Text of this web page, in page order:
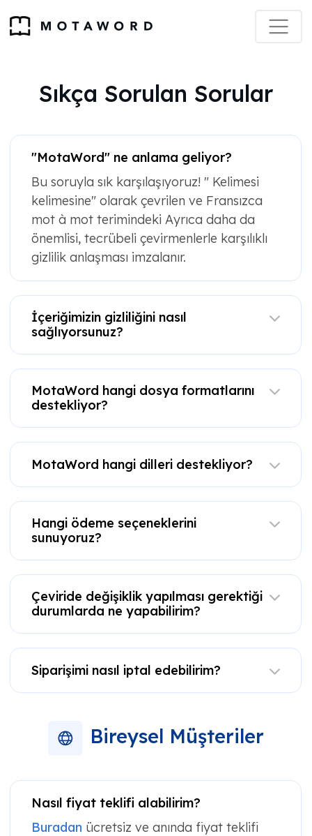
Sıkça Sorulan Sorular
"MotaWord" ne anlama geliyor?
Bu soruyla sık karşılaşıyoruz! " Kelimesi
kelimesine" olarak çevrilen ve Fransızca
mot à mot terimindeki Ayrıca daha da
önemlisi, tecrübeli çevirmenlerle karşılıklı
gizlilik anlaşması imzalanır.
İçeriğimizin gizliliğini nasıl
sağlıyorsunuz?
MotaWord hangi dosya formatlarını
destekliyor?
MotaWord hangi dilleri destekliyor?
Hangi ödeme seçeneklerini
sunuyoruz?
Çeviride değişiklik yapılması gerektiği
durumlarda ne yapabilirim?
Siparişimi nasıl iptal edebilirim?
Bireysel Müşteriler
Nasıl fiyat teklifi alabilirim?
Buradan ücretsiz ve anında fiyat teklifi